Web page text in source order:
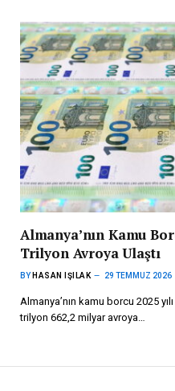
Almanya’nın Kamu
Trilyon Avroya Ulaştı
BY HASAN IŞILAK 29 TEMMUZ 2026
Almanya’nın kamu borcu 2025
trilyon 662,2 milyar avroya…